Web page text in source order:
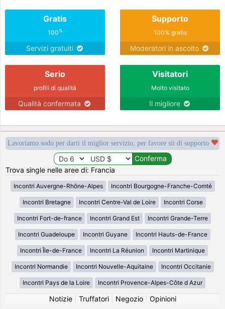
Gratis
100%
Servizi gratuiti
Supporto
100% gratis
Moderatori in ascolto
Serio
profili di qualità
Qualità confermata
Visitatori
Molto visitato
Il migliore
Lavoriamo sodo per darti il miglior servizio, per favore sii di supporto
Trova single nelle aree di: Francia
Incontri Auvergne-Rhône-Alpes Incontri Bourgogne-Franche-Comté
Incontri Bretagne Incontri Centre-Val de Loire Incontri Corse
Incontri Fort-de-france Incontri Grand Est Incontri Grande-Terre
Incontri Guadeloupe Incontri Guyane Incontri Hauts-de-France
Incontri Île-de-France Incontri La Réunion Incontri Martinique
Incontri Normandie Incontri Nouvelle-Aquitaine Incontri Occitanie
Incontri Pays de la Loire Incontri Provence-Alpes-Côte d Azur
Notizie| Truffatori| Negozio| Opinioni